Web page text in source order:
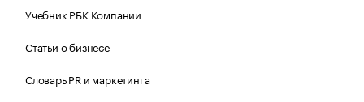
Учебник РБК Компании
Статьи о бизнесе
Словарь PR и маркетинга